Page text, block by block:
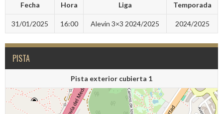
Fecha Hora Liga Temporada
31/01/2025 16:00 Alevin 3×3 2024/2025 2024/2025
PISTA
Pista exterior cubierta 1